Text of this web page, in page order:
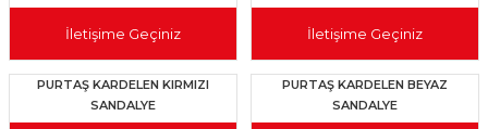
İletişime Geçiniz İletişime Geçiniz
PURTAŞ KARDELEN KIRMIZI
SANDALYE
PURTAŞ KARDELEN BEYAZ
SANDALYE